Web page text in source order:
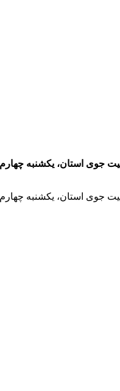
جوی استان، یکشنبه چهارم